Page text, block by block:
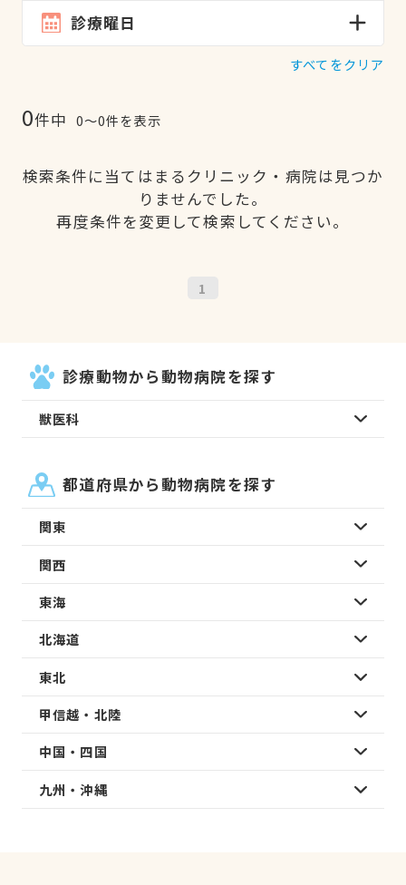
診療曜日
すべてをクリア
0件中 0〜0件を表示
検索条件に当てはまるクリニック・病院は見つか
りませんでした。
再度条件を変更して検索してください。
1
診療動物から動物病院を探す
獣医科
都道府県から動物病院を探す
関東
関西
東海
北海道
東北
甲信越・北陸
中国・四国
九州・沖縄